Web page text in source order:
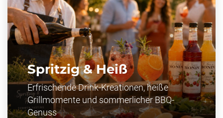
Spritzig & Heiß
Erfrischende Drink-Kreationen, heiße
Grillmomente und sommerlicher BBQ-
Genuss